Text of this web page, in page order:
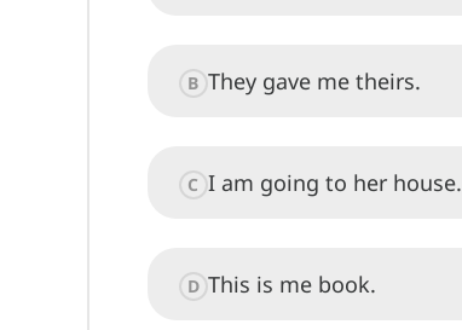
B They gave me theirs.
C I am going to her house.
D This is me book.